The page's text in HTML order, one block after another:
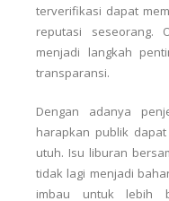
terverifikasi dapat
reputasi seseorang.
menjadi langkah
transparansi.
Dengan adanya
harapkan publik
utuh. Isu liburan
tidak lagi menjadi
imbau untuk lebih